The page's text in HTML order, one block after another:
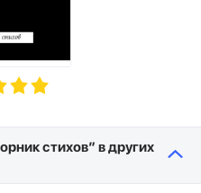
стихов” в других